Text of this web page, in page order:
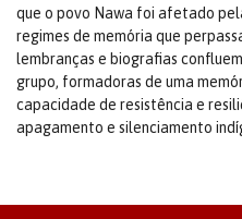
que o povo Nawa foi afetado
regimes de memória que
lembranças e biografias
grupo, formadoras de uma
capacidade de resistência e
apagamento e silenciamento